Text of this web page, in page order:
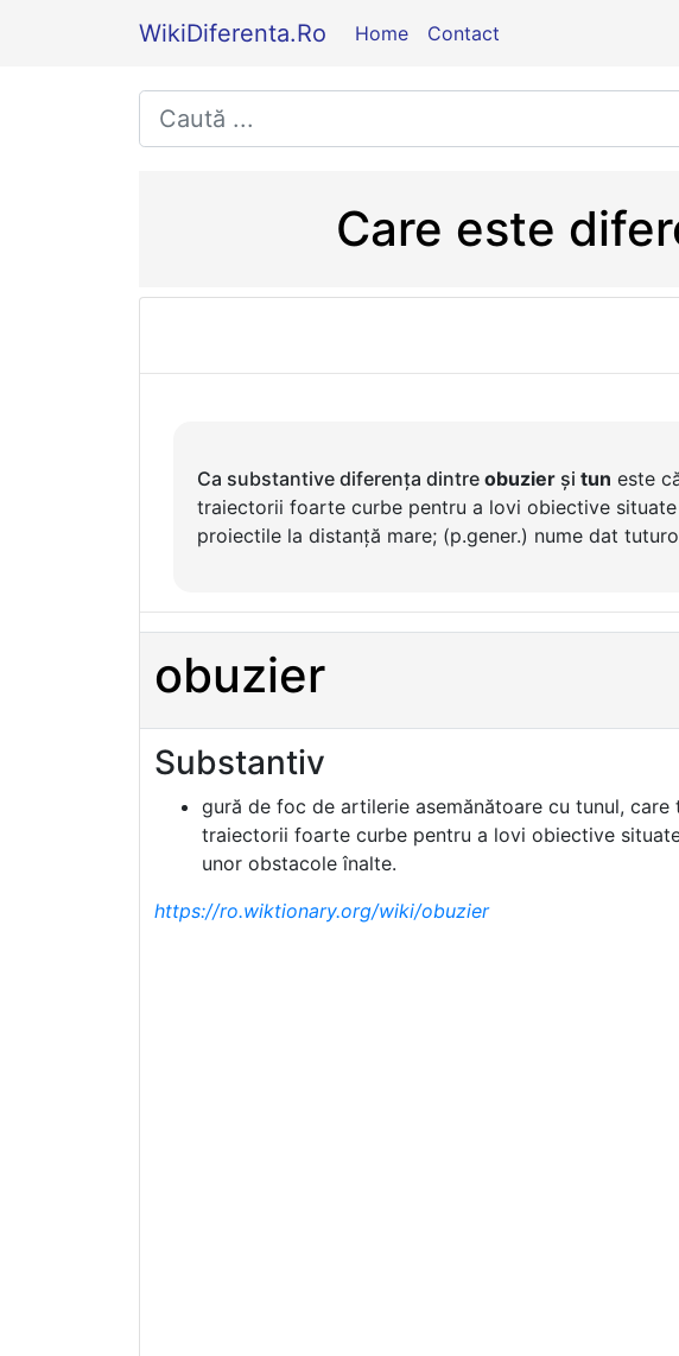
WikiDiferenta.Ro Home Contact
Care este
Ca substantive diferența dintre obuzier și tun este
traiectorii foarte curbe pentru a lovi obiective
proiectile la distanță mare; (p.gener.) nume dat
obuzier
Substantiv
gură de foc de artilerie asemănătoare cu tunul, care
traiectorii foarte curbe pentru a lovi obiective
unor obstacole înalte.
https://ro.wiktionary.org/wiki/obuzier